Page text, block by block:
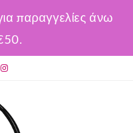
παραγγελίες άνω